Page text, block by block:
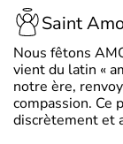
Saint
Nous fêtons
vient du latin «
notre ère,
compassion. Ce
discrètement et